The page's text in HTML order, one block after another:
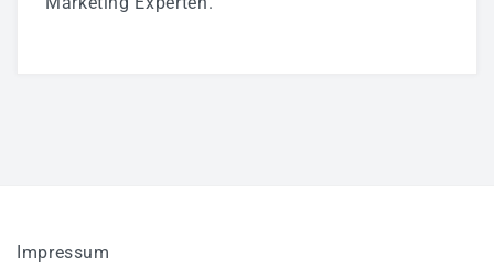
Impressum